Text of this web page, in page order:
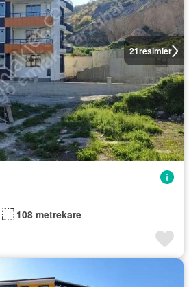
21resimler
108 metrekare